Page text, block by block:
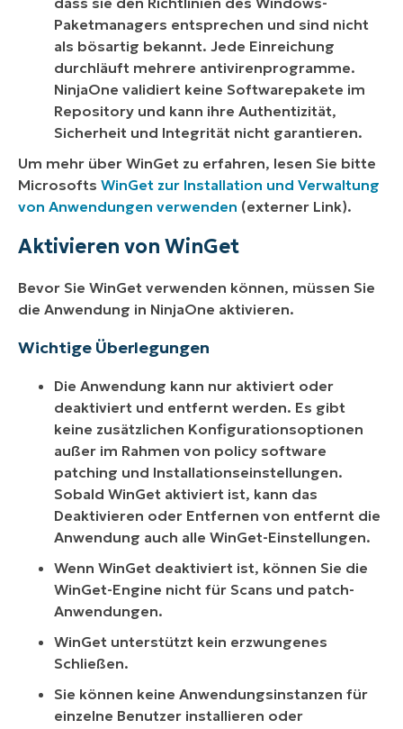
Paketmanagers entsprechen und sind nicht
als bösartig bekannt. Jede Einreichung
durchläuft mehrere antivirenprogramme.
NinjaOne validiert keine Softwarepakete im
Repository und kann ihre Authentizität,
Sicherheit und Integrität nicht garantieren.
Um mehr über WinGet zu erfahren, lesen Sie bitte
Microsofts WinGet zur Installation und Verwaltung
von Anwendungen verwenden (externer Link).
Aktivieren von WinGet
Bevor Sie WinGet verwenden können, müssen Sie
die Anwendung in NinjaOne aktivieren.
Wichtige Überlegungen
Die Anwendung kann nur aktiviert oder
deaktiviert und entfernt werden. Es gibt
keine zusätzlichen Konfigurationsoptionen
außer im Rahmen von policy software
patching und Installationseinstellungen.
Sobald WinGet aktiviert ist, kann das
Deaktivieren oder Entfernen von entfernt die
Anwendung auch alle WinGet-Einstellungen.
Wenn WinGet deaktiviert ist, können Sie die
WinGet-Engine nicht für Scans und patch-
Anwendungen.
WinGet unterstützt kein erzwungenes
Schließen.
Sie können keine Anwendungsinstanzen für
einzelne Benutzer installieren oder